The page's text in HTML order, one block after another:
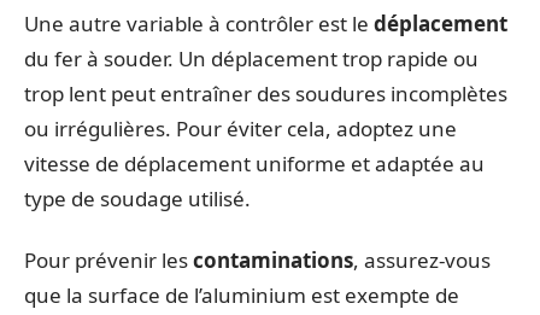
Une autre variable à contrôler est le déplacement
du fer à souder. Un déplacement trop rapide ou
trop lent peut entraîner des soudures incomplètes
ou irrégulières. Pour éviter cela, adoptez une
vitesse de déplacement uniforme et adaptée au
type de soudage utilisé.
Pour prévenir lescontaminations, assurez-vous
que la surface de l’aluminium est exempte de